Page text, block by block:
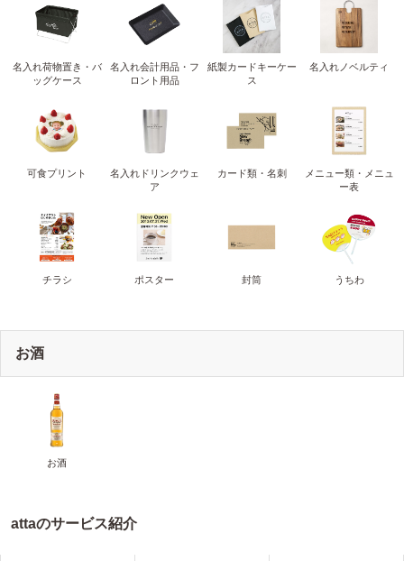
名入れ荷物置き・バ
ッグケース
名入れ会計用品・フ
ロント用品
紙製カードキーケー
ス
名入れノベルティ
可食プリント
名入れドリンクウェ
ア
カード類・名刺
メニュー類・メニュ
ー表
チラシ ポスター 封筒 うちわ
お酒
お酒
attaのサービス紹介